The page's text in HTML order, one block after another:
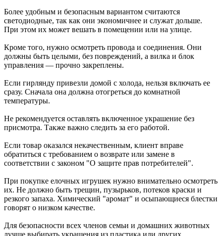
политических партий в избирательных бюллетенях
07.08.2026 | 18:49
Исследование: россияне увеличивают расходы на спорт и
07.08.2026 | 18:24
В Самарской области продлили ограничения по купанию на
четырех пляжах
Вячеслав Федорищев впервые вручил знак "За вклад в
развитие Самарской области" выдающимся жителям
07.08.2026 | 18:21
07.08.2026 | 18:05
"Самара в движении": расписание бесплатных тренировок 8
07.08.2026 | 17:56
Забота о здоровье ветеранов – один из приоритетов: Вячеслав
Федорищев – о расширении географии диспансеризации
07.08.2026 | 17:55
Самарские строители отмечают профессиональный праздник
07.08.2026 | 17:49
В ГД предложили увеличить МРОТ до 50 000 рублей
Шостакович и сказки: в Самаре прошел необычный концерт
Более удобным и безопасным вариантом считаются
светодиодные, так как они экономичнее и служат дольше.
При этом их может вешать в помещении или на улице.
Кроме того, нужно осмотреть провода и соединения. Они
должны быть целыми, без повреждений, а вилка и блок
управления — прочно закреплены.
Если гирлянду привезли домой с холода, нельзя включать ее
сразу. Сначала она должна отогреться до комнатной
температуры.
Не рекомендуется оставлять включенное украшение без
присмотра. Также важно следить за его работой.
Если товар оказался некачественным, клиент вправе
обратиться с требованием о возврате или замене в
соответствии с законом "О защите прав потребителей".
При покупке елочных игрушек нужно внимательно осмотреть
их. Не должно быть трещин, пузырьков, потеков краски и
резкого запаха. Химический "аромат" и осыпающиеся блестки
говорят о низком качестве.
Для безопасности всех членов семьи и домашних животных
лучше выбирать украшения из пластика или других